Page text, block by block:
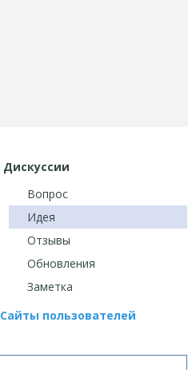
Дискуссии
Вопрос
Идея
Отзывы
Обновления
Заметка
Сайты пользователей